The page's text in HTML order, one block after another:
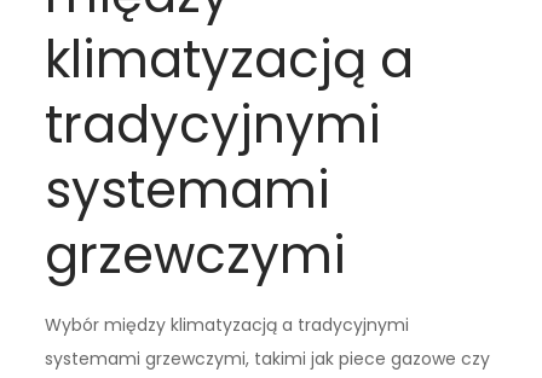
klimatyzacją a
tradycyjnymi
systemami
grzewczymi
Wybór między klimatyzacją a tradycyjnymi
systemami grzewczymi, takimi jak piece gazowe czy